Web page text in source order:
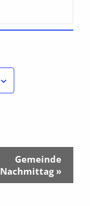
Gemeinde
Nachmittag »